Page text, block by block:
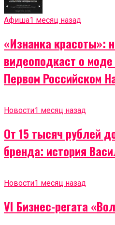
Афиша1 месяц назад
«Изнанка красоты»:
видеоподкаст о
Первом Российском
Новости1 месяц назад
От 15 тысяч рублей
бренда: история
Новости1 месяц назад
VI Бизнес-регата